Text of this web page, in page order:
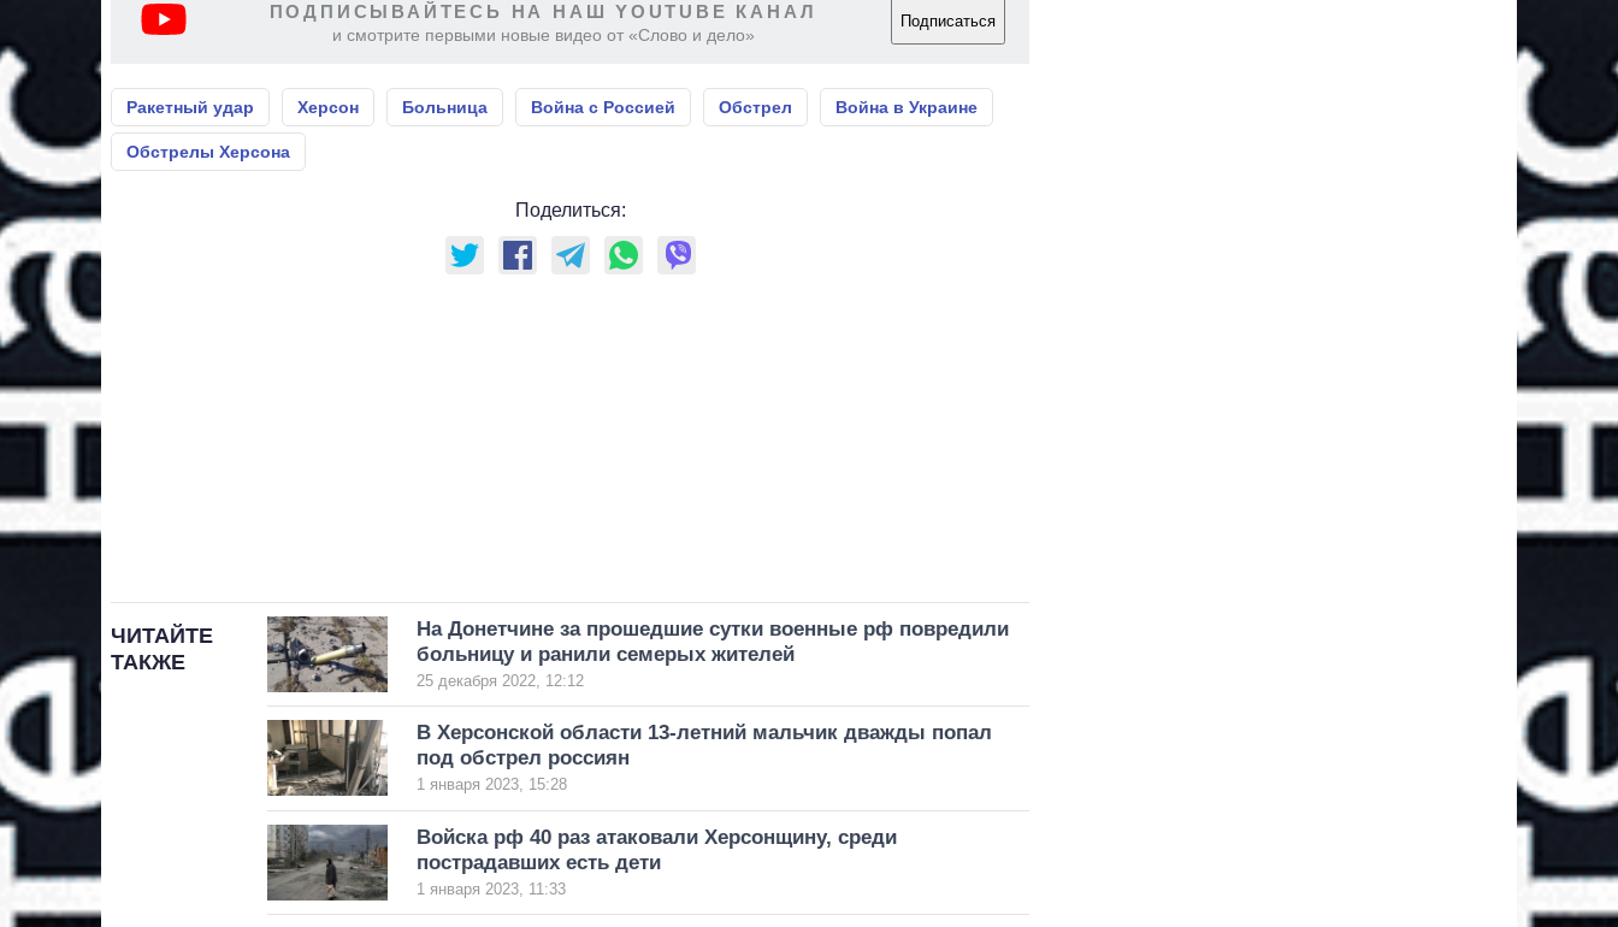
ПОДПИСЫВАЙТЕСЬ НА НАШ YOUTUBE КАНАЛ
и смотрите первыми новые видео от «Слово и дело»
Подписаться
Ракетный удар Херсон Больница Война с Россией Обстрел Война в Украине
Обстрелы Херсона
Поделиться:
ЧИТАЙТЕ
ТАКЖЕ
На Донетчине за прошедшие сутки военные рф повредили
больницу и ранили семерых жителей
25 декабря 2022, 12:12
В Херсонской области 13-летний мальчик дважды попал
под обстрел россиян
1 января 2023, 15:28
Войска рф 40 раз атаковали Херсонщину, среди
пострадавших есть дети
1 января 2023, 11:33